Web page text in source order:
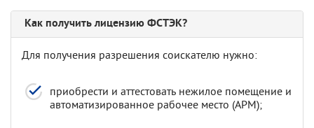
Как получить лицензию ФСТЭК?
Для получения разрешения соискателю нужно:
приобрести и аттестовать нежилое помещение и
автоматизированное рабочее место (АРМ);